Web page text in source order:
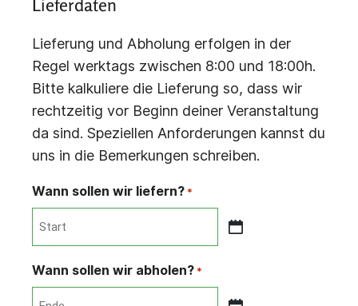
Lieferdaten
Lieferung und Abholung erfolgen in der
Regel werktags zwischen 8:00 und 18:00h.
Bitte kalkuliere die Lieferung so, dass wir
rechtzeitig vor Beginn deiner Veranstaltung
da sind. Speziellen Anforderungen kannst du
uns in die Bemerkungen schreiben.
Wann sollen wir liefern? *
TT
Wann sollen wir abholen? *